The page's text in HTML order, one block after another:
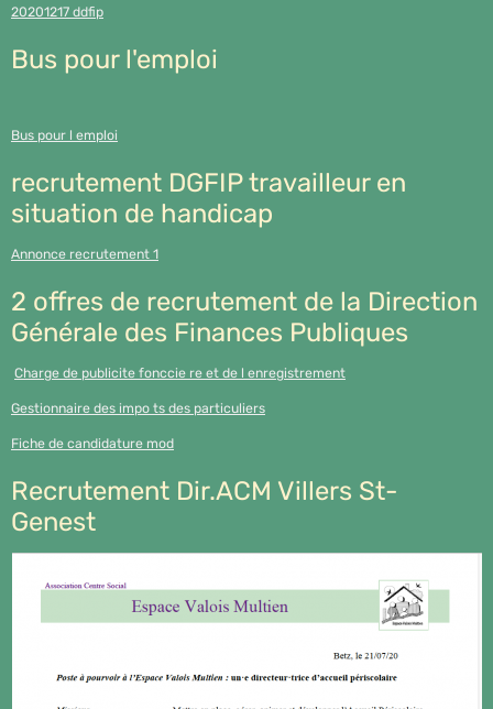
20201217 ddfip
Bus pour l'emploi
Bus pour l emploi
recrutement DGFIP travailleur en
situation de handicap
Annonce recrutement 1
2 offres de recrutement de la Direction
Générale des Finances Publiques
Charge de publicite fonccie re et de l enregistrement
Gestionnaire des impo ts des particuliers
Fiche de candidature mod
Recrutement Dir.ACM Villers St-
Genest